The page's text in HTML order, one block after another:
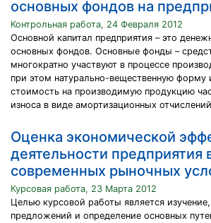
основных фондов на
Контрольная работа, 24 Февраля 2012
Основной капитал предприятия – это
основных фондов. Основные фонды –
многократно участвуют в процессе
при этом натурально-вещественную форму
стоимость на производимую продукцию
износа в виде амортизационных
Оценка экономической
деятельности предприятия
современных рыночных
Курсовая работа, 23 Марта 2012
Целью курсовой работы является
предложений и определение основных